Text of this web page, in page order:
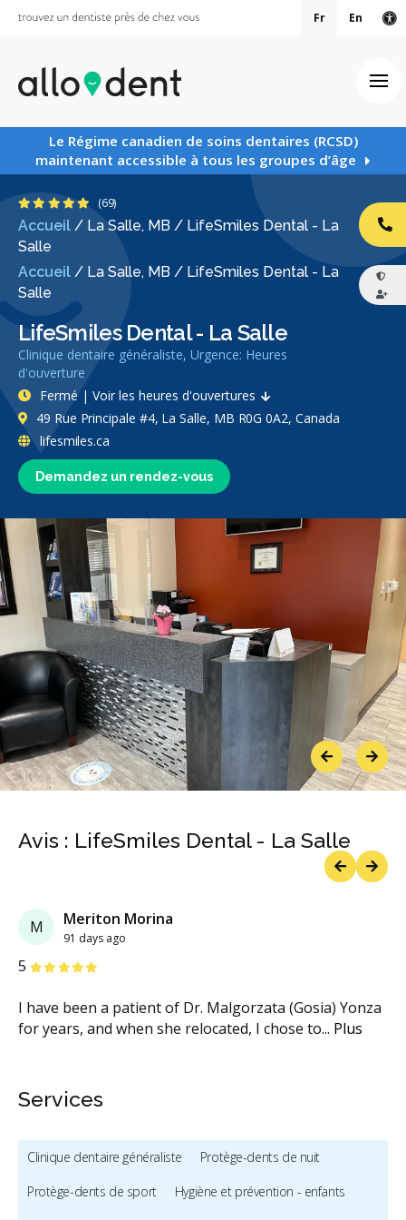
Fr En
Le Régime canadien de soins dentaires (RCSD)
maintenant accessible à tous les groupes d’âge
Accueil / La Salle, MB / LifeSmiles Dental - La
Salle
Accueil / La Salle, MB / LifeSmiles Dental - La
Salle
LifeSmiles Dental - La Salle
Clinique dentaire généraliste, Urgence: Heures
d'ouverture
5 étoiles
(69)
Demandez un rendez-vous
Fermé | Voir les heures d'ouvertures
49 Rue Principale #4, La Salle, MB R0G 0A2, Canada
lifesmiles.ca
PreviousNext
Avis : LifeSmiles Dental - La Salle
M Meriton Morina
91 days ago
5 étoiles
I have been a patient of Dr. Malgorzata (Gosia) Yonza
for years, and when she relocated, I chose to... Plus
étoiles
étoiles
étoiles
étoiles
Services
Clinique dentaire généraliste
Protège-dents de nuit
Protège-dents de sport
Hygiène et prévention - enfants